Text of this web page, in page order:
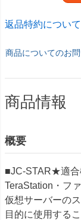
返品特約について
商品についてのお
商品情報
概要
■JC-STAR★適合
TeraStation・フ
仮想サーバーの
目的に使用する